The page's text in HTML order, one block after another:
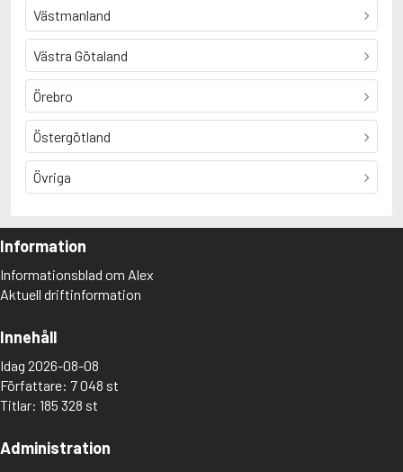
Västmanland
Västra Götaland
Örebro
Östergötland
Övriga
Information
Informationsblad om Alex
Aktuell driftinformation
Innehåll
Idag 2026-08-08
Författare: 7 048 st
Titlar: 185 328 st
Administration